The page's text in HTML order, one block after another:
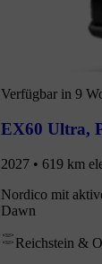
Verfügbar in 9
EX60 Ultra,
2027 • 619 km
Nordico mit
Dawn
Reichstein &